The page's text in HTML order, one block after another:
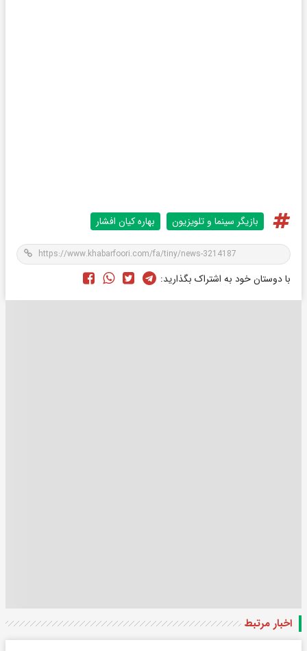
بازیگر سینما و تلویزیون بهاره کیان افشار
با دوستان خود به اشتراک بگذارید:
اخبار مرتبط